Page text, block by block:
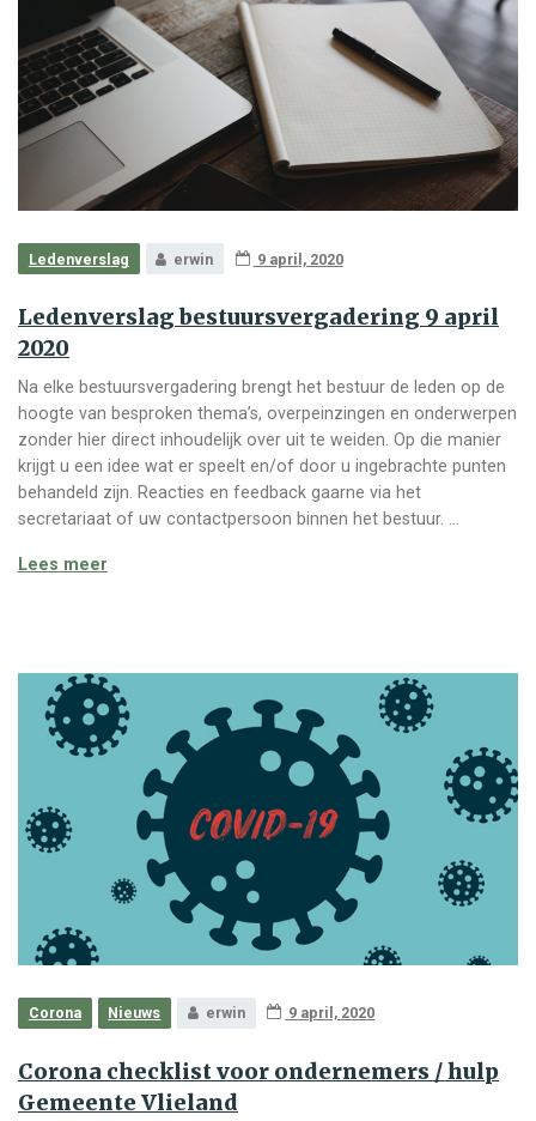
Ledenverslag erwin 9 april, 2020
Ledenverslag bestuursvergadering 9 april
2020
Na elke bestuursvergadering brengt het bestuur de leden op de
hoogte van besproken thema’s, overpeinzingen en onderwerpen
zonder hier direct inhoudelijk over uit te weiden. Op die manier
krijgt u een idee wat er speelt en/of door u ingebrachte punten
behandeld zijn. Reacties en feedback gaarne via het
secretariaat of uw contactpersoon binnen het bestuur. …
Lees meer
Corona Nieuws erwin 9 april, 2020
Corona checklist voor ondernemers / hulp
Gemeente Vlieland